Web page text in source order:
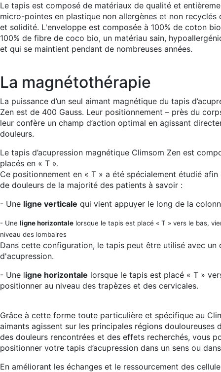
Le tapis est composé de matériaux de qualité et
micro-pointes en plastique non allergènes et non recyclés
et solidité. L'enveloppe est composée à 100% de coton
100% de fibre de coco bio, un matériau sain,
et qui se maintient pendant de nombreuses années.
La magnétothérapie
La puissance d’un seul aimant magnétique du tapis
Zen est de 400 Gauss. Leur positionnement – près du
leur confère un champ d’action optimal en agissant
douleurs.
Le tapis d’acupression magnétique Climsom Zen est
placés en « T ».
Ce positionnement en « T » a été spécialement étudié
de douleurs de la majorité des patients à savoir :
- Une ligne verticale qui vient appuyer le long de la
- Une ligne horizontale lorsque le tapis est placé « T » vers le bas,
niveau des lombaires
Dans cette configuration, le tapis peut être utilisé avec un
d'acupression.
- Une ligne horizontale lorsque le tapis est placé « T »
positionner au niveau des trapèzes et des cervicales.
Grâce à cette forme toute particulière et spécifique au
aimants agissent sur les principales régions douloureuses
des douleurs rencontrées et des effets recherchés, vous
positionner votre tapis d’acupression dans un sens ou dans
En améliorant les échanges et le ressourcement des